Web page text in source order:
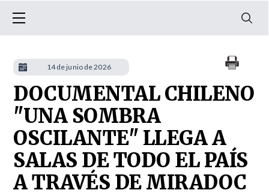
DOCUMENTAL CHILENO
"UNA SOMBRA
OSCILANTE" LLEGA A
SALAS DE TODO EL PAÍS
A TRAVÉS DE MIRADOC
14 de junio de 2026